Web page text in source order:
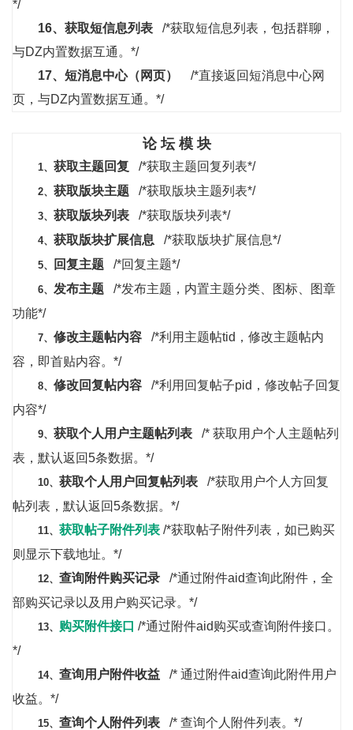
*/
16、 获取短信息列表 /*获取短信息列表，包括群聊，
与DZ内置数据互通。*/
17、 短消息中心（网页）
/*直接返回短消息中心网
页，与DZ内置数据互通。*/
论 坛 模 块
1、 获取主题回复 /*获取主题回复列表*/
2、 获取版块主题 /*获取版块主题列表*/
3、 获取版块列表 /*获取版块列表*/
4、 获取版块扩展信息 /*获取版块扩展信息*/
5、 回复主题 /*回复主题*/
6、 发布主题 /*发布主题，内置主题分类、图标、图章
功能*/
7、 修改主题帖内容 /*利用主题帖tid，修改主题帖内
容，即首贴内容。*/
8、 修改回复帖内容 /*利用回复帖子pid，修改帖子回复
内容*/
9、 获取个人用户主题帖列表 /* 获取用户个人主题帖列
表，默认返回5条数据。*/
10、 获取个人用户回复帖列表 /*获取用户个人方回复
帖列表，默认返回5条数据。*/
11、 获取帖子附件列表 /*获取帖子附件列表，如已购买
则显示下载地址。*/
12、 查询附件购买记录 /*通过附件aid查询此附件，全
部购买记录以及用户购买记录。*/
13、 购买附件接口 /*通过附件aid购买或查询附件接口。
*/
14、 查询用户附件收益 /* 通过附件aid查询此附件用户
收益。*/
15、 查询个人附件列表 /* 查询个人附件列表。*/